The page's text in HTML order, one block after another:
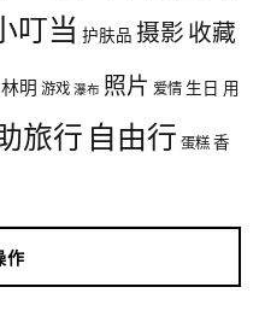
叮当 护肤品 摄影 收藏
林明 游戏 瀑布 照片 爱情 生日 用
旅行 自由行 蛋糕 香
作